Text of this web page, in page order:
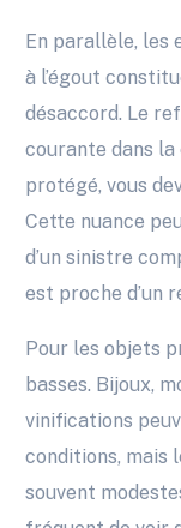
En parallèle, les
à l’égout
désaccord. Le
courante dans
protégé, vous
Cette nuance
d’un sinistre
est proche d’un
Pour les objets
basses. Bijoux,
vinifications
conditions, mais
souvent